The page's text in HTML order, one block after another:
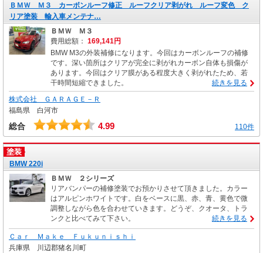
ＢＭＷ Ｍ３ カーボンルーフ修正 ルーフクリア剥がれ ルーフ変色 ク
リア塗装 輸入車メンテナ…
ＢＭＷ Ｍ３
費用総額： 169,141円
BMW M3の外装補修になります。今回はカーボンルーフの補修
です。深い箇所はクリアが完全に剥がれカーボン自体も損傷が
あります。今回はクリア膜がある程度大きく剥がれたため、若
干時間短縮できました。
続きを見る
株式会社 ＧＡＲＡＧＥ－Ｒ
福島県 白河市
総合 4.99 110件
塗装
BMW 220i
ＢＭＷ ２シリーズ
リアバンパーの補修塗装でお預かりさせて頂きました。カラー
はアルピンホワイトです。白をベースに黒、赤、青、黄色で微
調整しながら色を合わせていきます。どうぞ、クオータ、トラ
ンクと比べてみて下さい。
続きを見る
Ｃａｒ Ｍａｋｅ Ｆｕｋｕｎｉｓｈｉ
兵庫県 川辺郡猪名川町